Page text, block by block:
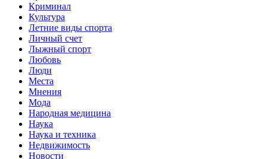
Криминал
Культура
Летние виды спорта
Личный счет
Лыжный спорт
Любовь
Люди
Места
Мнения
Мода
Народная медицина
Наука
Наука и техника
Недвижимость
Новости